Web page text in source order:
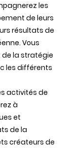
les
de leurs
résultats de
Vous
la stratégie
les différents
activités de
à
et
de la
créateurs de